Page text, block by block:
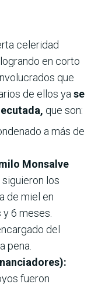
celeridad
logrando en corto
que
de ellos ya se
que son:
a más de
Monsalve
los
de miel en
6 meses.
del
pena.
fueron